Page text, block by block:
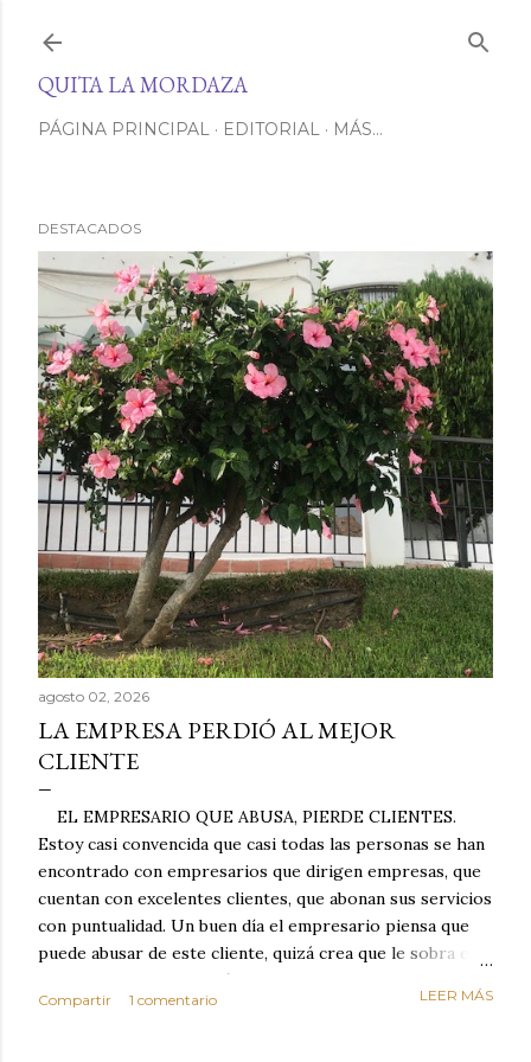
QUITA LA MORDAZA
PÁGINA PRINCIPAL EDITORIAL MÁS…
DESTACADOS
agosto 02, 2026
LA EMPRESA PERDIÓ AL MEJOR
CLIENTE
EL EMPRESARIO QUE ABUSA, PIERDE CLIENTES.
Estoy casi convencida que casi todas las personas se han
encontrado con empresarios que dirigen empresas, que
cuentan con excelentes clientes, que abonan sus servicios
con puntualidad. Un buen día el empresario piensa que
puede abusar de este cliente, quizá crea que le sobra el
dinero porque la mayoría de los otros pagan mal y
tarde y en ocasiones ni abonan los servicios. Cuando una
Compartir 1 comentario LEER MÁS